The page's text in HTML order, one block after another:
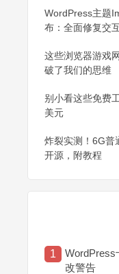
WordPress主题
布：全面修复交
这些浏览器游戏
破了我们的思维
别小看这些免费
美元
炸裂实测！6G普
开源，附教程
1
WordPress
改警告